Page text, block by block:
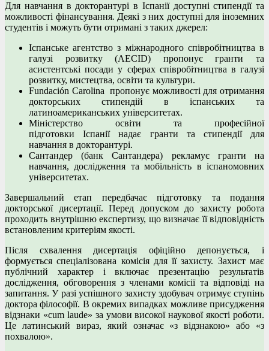
Для навчання в докторантурі в Іспанії доступні стипендії та
можливості фінансування. Деякі з них доступні для іноземних
студентів і можуть бути отримані з таких джерел:
Іспанське агентство з міжнародного співробітництва в
галузі розвитку (AECID) пропонує гранти та
асистентські посади у сферах співробітництва в галузі
розвитку, мистецтва, освіти та культури.
Fundación Carolina пропонує можливості для отримання
докторських стипендій в іспанських та
латиноамериканських університетах.
Міністерство освіти та професійної
підготовки Іспанії надає гранти та стипендії для
навчання в докторантурі.
Сантандер (банк Сантандера) рекламує гранти на
навчання, дослідження та мобільність в іспаномовних
університетах.
Завершальний етап передбачає підготовку та подання
докторської дисертації. Перед допуском до захисту робота
проходить внутрішню експертизу, що визначає її відповідність
встановленим критеріям якості.
Після схвалення дисертація офіційно депонується, і
формується спеціалізована комісія для її захисту. Захист має
публічний характер і включає презентацію результатів
дослідження, обговорення з членами комісії та відповіді на
запитання. У разі успішного захисту здобувач отримує ступінь
доктора філософії. В окремих випадках можливе присудження
відзнаки «cum laude» за умови високої наукової якості роботи.
Це латинський вираз, який означає «з відзнакою» або «з
похвалою».